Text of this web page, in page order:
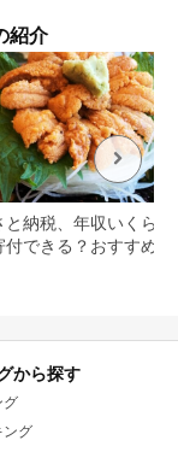
紹介
と納税、年収いくらで
付できる？おすすめ返
から探す
グ
ング